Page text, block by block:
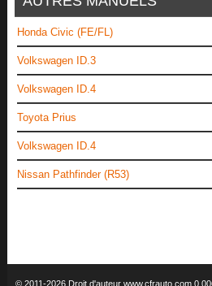
Honda Civic (FE/FL)
Volkswagen ID.3
Volkswagen ID.4
Toyota Prius
Volkswagen ID.4
Nissan Pathfinder (R53)
© 2011-2026 Droit d'auteur www.cfrauto.com